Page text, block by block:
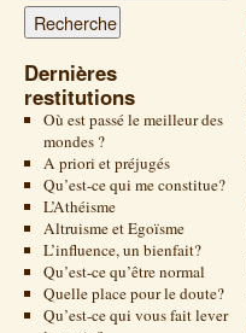
Dernières
restitutions
Où est passé le meilleur des
mondes ?
A priori et préjugés
Qu’est-ce qui me constitue?
L’Athéisme
Altruisme et Egoïsme
L’influence, un bienfait?
Qu’est-ce qu’être normal
Quelle place pour le doute?
Qu’est-ce qui vous fait lever